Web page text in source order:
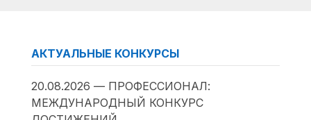
АКТУАЛЬНЫЕ КОНКУРСЫ
20.08.2026 — ПРОФЕССИОНАЛ:
МЕЖДУНАРОДНЫЙ КОНКУРС